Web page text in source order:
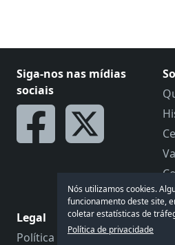
Nós utilizamos cookies.
funcionamento deste site,
coletar estatísticas de
Política de privacidade
Siga-nos nas mídias
sociais
Legal
Política de privacidade